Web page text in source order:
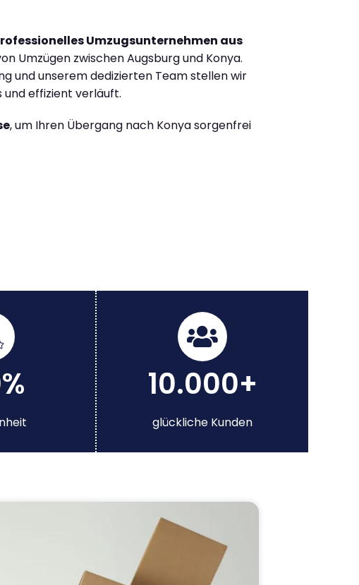
Umzugsunternehmen aus
Umzügen zwischen Augsburg und Konya.
und unserem dedizierten Team stellen wir
und effizient verläuft.
, um Ihren Übergang nach Konya sorgenfrei
10.000+
glückliche Kunden